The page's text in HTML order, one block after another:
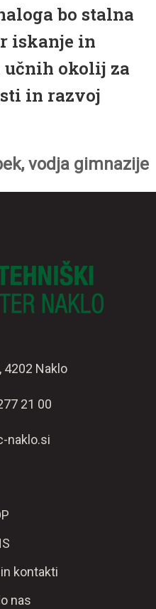
bo stalna
iskanje in
učnih okolij za
in razvoj
vodja gimnazije
4202 Naklo
21 00
naklo.si
kontakti
nas